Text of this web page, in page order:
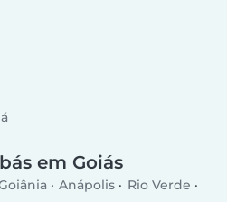
em Goiás
Anápolis
Rio Verde